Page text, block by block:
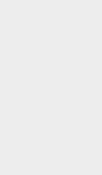
_